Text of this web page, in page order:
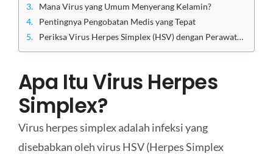
Mana Virus yang Umum Menyerang Kelamin?
Pentingnya Pengobatan Medis yang Tepat
Periksa Virus Herpes Simplex (HSV) dengan Perawatan di Klinik Apollo Jakarta
Apa Itu Virus Herpes
Simplex?
Virus herpes simplex adalah infeksi yang
disebabkan oleh virus HSV (Herpes Simplex